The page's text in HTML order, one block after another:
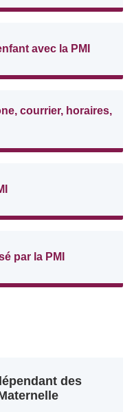
avec la PMI
courrier, horaires,
par la PMI
des